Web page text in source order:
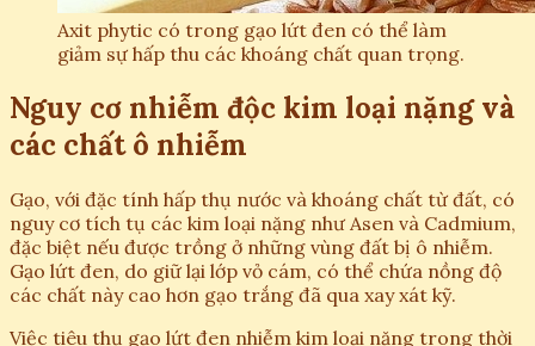
Axit phytic có trong gạo lứt đen có thể làm
giảm sự hấp thu các khoáng chất quan trọng.
Nguy cơ nhiễm độc kim loại nặng và
các chất ô nhiễm
Gạo, với đặc tính hấp thụ nước và khoáng chất từ đất, có
nguy cơ tích tụ các kim loại nặng như Asen và Cadmium,
đặc biệt nếu được trồng ở những vùng đất bị ô nhiễm.
Gạo lứt đen, do giữ lại lớp vỏ cám, có thể chứa nồng độ
các chất này cao hơn gạo trắng đã qua xay xát kỹ.
Việc tiêu thụ gạo lứt đen nhiễm kim loại nặng trong thời